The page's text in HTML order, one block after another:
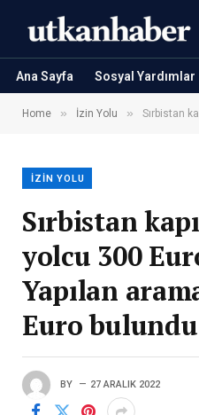
Ana Sayfa Sosyal Yardımlar
Home » İzin Yolu » Sırbistan kapısında
İZIN YOLU
Sırbistan
yolcu 300
Yapılan
Euro bulundu
BY 27 ARALIK 2022